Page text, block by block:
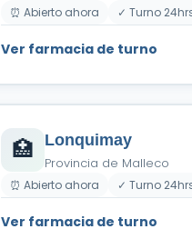
⏰ Abierto ahora ✓ Turno
Ver farmacia de turno
🏥 Lonquimay
Provincia de Malleco
⏰ Abierto ahora ✓ Turno
Ver farmacia de turno